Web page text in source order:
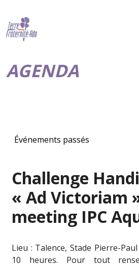
AGENDA
Événements passés
Challenge
« Ad Victoriam
meeting IPC
Lieu : Talence, Stade Pierre-
10 heures. Pour tout